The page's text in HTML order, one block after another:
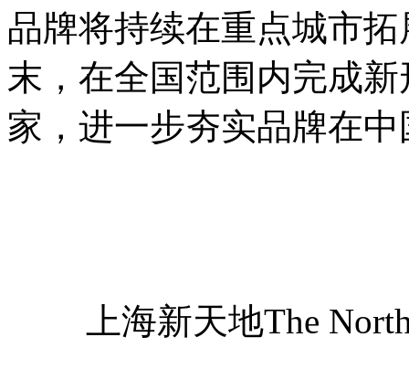
品牌将持续在重点城市
末，在全国范围内完成
家，进一步夯实品牌在
上海新天地The